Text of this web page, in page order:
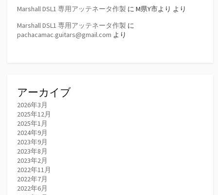
Marshall DSL1 専用アッテネータ作製 に M県Y市より より
Marshall DSL1 専用アッテネータ作製 に
pachacamac.guitars@gmail.com より
アーカイブ
2026年3月
2025年12月
2025年1月
2024年9月
2023年9月
2023年8月
2023年2月
2022年11月
2022年7月
2022年6月